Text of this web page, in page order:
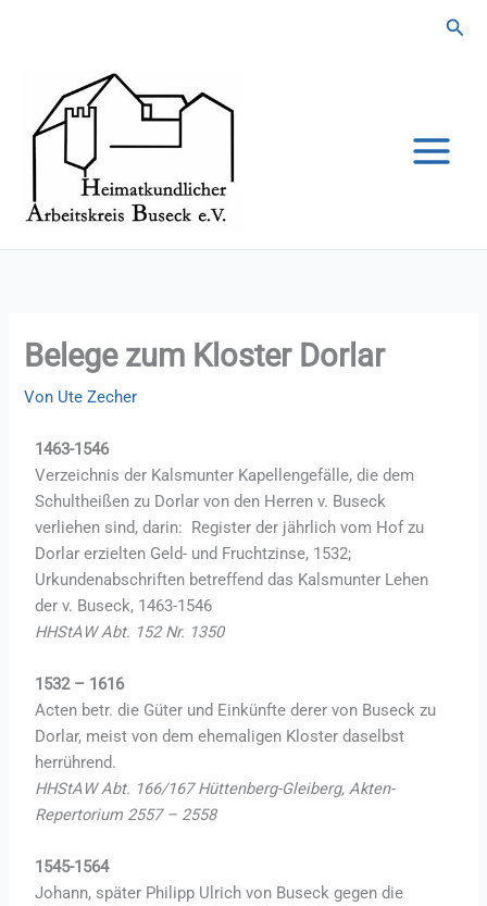
Belege zum Kloster Dorlar
Von Ute Zecher
1463-1546
Verzeichnis der Kalsmunter Kapellengefälle, die dem
Schultheißen zu Dorlar von den Herren v. Buseck
verliehen sind, darin: Register der jährlich vom Hof zu
Dorlar erzielten Geld- und Fruchtzinse, 1532;
Urkundenabschriften betreffend das Kalsmunter Lehen
der v. Buseck, 1463-1546
HHStAW Abt. 152 Nr. 1350
1532 – 1616
Acten betr. die Güter und Einkünfte derer von Buseck zu
Dorlar, meist von dem ehemaligen Kloster daselbst
herrührend.
HHStAW Abt. 166/167 Hüttenberg-Gleiberg, Akten-
Repertorium 2557 – 2558
1545-1564
Johann, später Philipp Ulrich von Buseck gegen die